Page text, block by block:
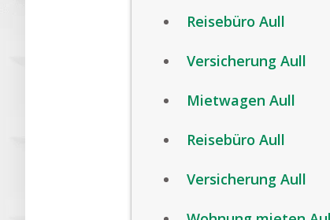
Reisebüro Aull
Versicherung Aull
Mietwagen Aull
Reisebüro Aull
Versicherung Aull